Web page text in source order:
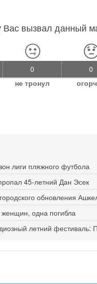
Вас вызвал данный
0
не тронул
0
лиги пляжного футбола
45-летний Дан Эсек
обновления
одна погибла
летний фестиваль: